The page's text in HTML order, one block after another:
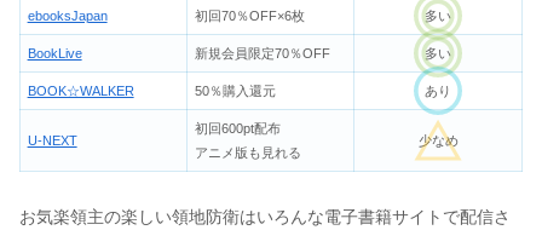
ebooksJapan 初回70％OFF×6枚 多い
BookLive 新規会員限定70％OFF 多い
BOOK☆WALKER 50％購入還元 あり
U-NEXT
初回600pt配布
アニメ版も見れる
少なめ
お気楽領主の楽しい領地防衛はいろんな電子書籍サイトで配信さ